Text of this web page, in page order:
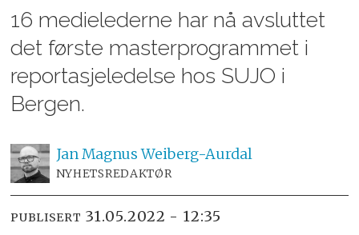
16 medielederne har nå avsluttet
det første masterprogrammet i
reportasjeledelse hos SUJO i
Bergen.
Jan Magnus Weiberg-Aurdal
NYHETSREDAKTØR
PUBLISERT 31.05.2022 - 12:35